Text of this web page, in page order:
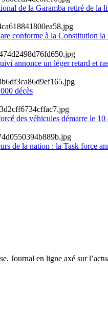
de la Garamba retiré de la
conforme à la Constitution la
annonce un léger retard et
décès
des véhicules démarre le 10
de la nation : la Task force
Journal en ligne axé sur